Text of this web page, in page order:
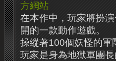
方網站
在本作中，玩家將扮
開的一款動作遊戲。
操縱著100個妖怪的軍
玩家是身為地獄軍團